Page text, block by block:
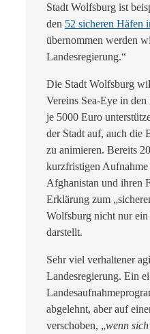
Stadt Wolfsburg ist
den 52 sicheren Häfen
übernommen werden
Landesregierung.“
Die Stadt Wolfsburg
Vereins Sea-Eye in
je 5000 Euro
der Stadt auf, auch die
zu animieren. Bereits
kurzfristigen
Afghanistan und ihren
Erklärung zum
Wolfsburg nicht nur
darstellt.
Sehr viel verhaltener
Landesregierung. Ein
abgelehnt, aber auf
verschoben, „wenn